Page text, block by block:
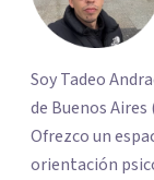
Soy Tadeo
de Buenos
Ofrezco un
orientación